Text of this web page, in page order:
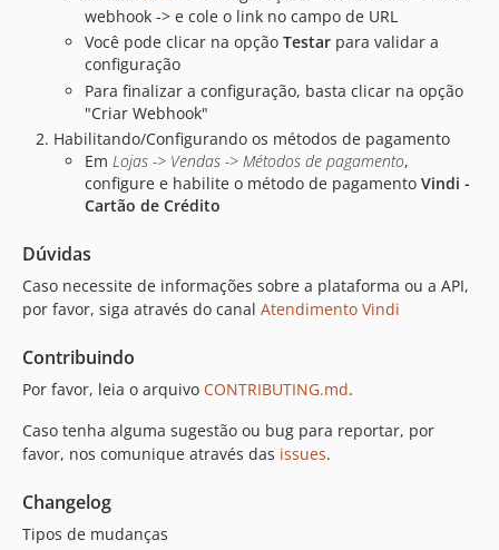
webhook -> e cole o link no campo de URL
Você pode clicar na opção Testar para validar a
configuração
Para finalizar a configuração, basta clicar na opção
"Criar Webhook"
Habilitando/Configurando os métodos de pagamento
Em Lojas -> Vendas -> Métodos de pagamento,
configure e habilite o método de pagamento Vindi -
Cartão de Crédito
Dúvidas
Caso necessite de informações sobre a plataforma ou a API,
por favor, siga através do canal Atendimento Vindi
Contribuindo
Por favor, leia o arquivo CONTRIBUTING.md.
Caso tenha alguma sugestão ou bug para reportar, por
favor, nos comunique através das issues.
Changelog
Tipos de mudanças